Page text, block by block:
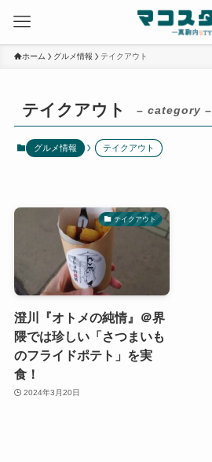
ホーム グルメ情報 テイクアウト
テイクアウト – category –
グルメ情報 テイクアウト
テイクアウト
澄川『オトメの純情』＠界
隈では珍しい「さつまいも
のフライドポテト」を実
食！
2024年3月20日